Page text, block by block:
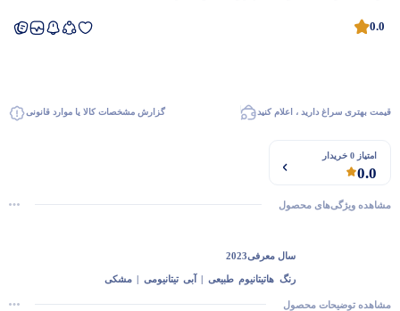
0.0
قیمت بهتری سراغ دارید ، اعلام کنید گزارش مشخصات کالا یا موارد قانونی
امتیاز 0 خریدار
0.0
مشاهده ویژگی‌های محصول
سال معرفی2023
رنگ‌ هاتیتانیوم طبیعی | آبی تیتانیومی | مشکی
تیتانیومی | سفید تیتانیومیمشاهده توضیحات محصول